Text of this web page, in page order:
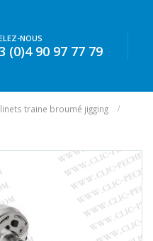
NOUS
(0)4 90 97 77 79
traine broumé jigging